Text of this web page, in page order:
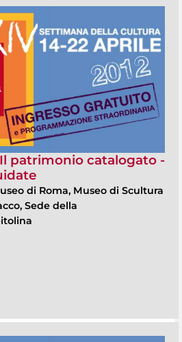
patrimonio catalogato -
di Roma, Museo di Scultura
Sede della